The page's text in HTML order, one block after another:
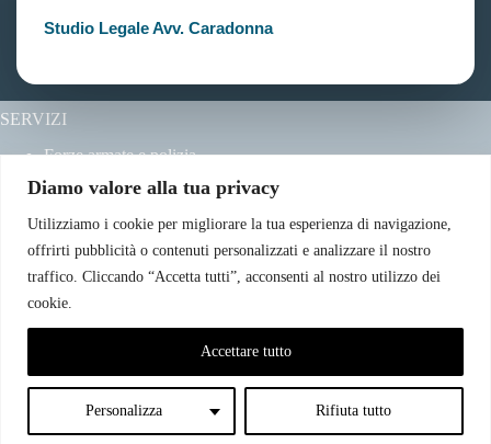
Diamo valore alla tua privacy
Utilizziamo i cookie per migliorare la tua esperienza di navigazione,
offrirti pubblicità o contenuti personalizzati e analizzare il nostro
traffico. Cliccando “Accetta tutti”, acconsenti al nostro utilizzo dei
cookie.
Personalizza Rifiuta tutto
Accettare tutto
Studio Legale Avv. Caradonna
Prenota consulenza
SERVIZI
Forze armate e polizia
Concorsi pubblici
Pubblico impiego
Contratti con la pubblica amministrazione
Vittime del dovere ed equiparati
CONTATTI
Telefono: +39 380.7996298
Indirizzo: Via Simone Cuccia – n. 1, 90144 – Palermo